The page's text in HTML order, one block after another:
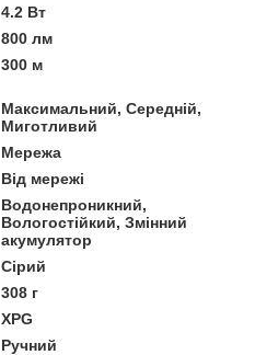
4.2 Вт
800 лм
300 м
Максимальний, Середній,
Миготливий
Мережа
Від мережі
Водонепроникний,
Вологостійкий, Змінний
акумулятор
Сірий
308 г
XPG
Ручний